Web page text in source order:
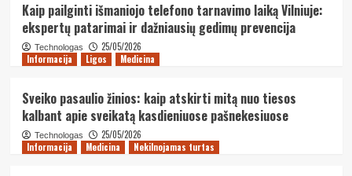
Kaip pailginti išmaniojo telefono tarnavimo laiką Vilniuje:
ekspertų patarimai ir dažniausių gedimų prevencija
Technologas
25/05/2026
Informacija
Ligos Medicina
Sveiko pasaulio žinios: kaip atskirti mitą nuo tiesos
kalbant apie sveikatą kasdieniuose pašnekesiuose
Technologas
25/05/2026
Informacija
Medicina Nekilnojamas turtas